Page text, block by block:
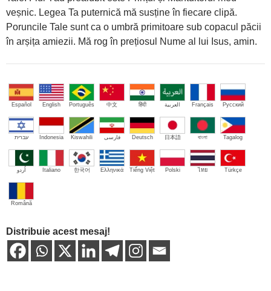
veșnic. Legea Ta puternică mă susține în fiecare clipă.
Poruncile Tale sunt ca o umbră primitoare sub copacul păcii
în arșița amiezii. Mă rog în prețiosul Nume al lui Isus, amin.
Español English Português 中文 हिंदी العربية Français Русский
עברית Indonesia Kiswahili فارسی Deutsch 日本語 বাংলা Tagalog
اُردو Italiano 한국어 Ελληνικά Tiếng Việt Polski ไทย Türkçe
Română
Distribuie acest mesaj!